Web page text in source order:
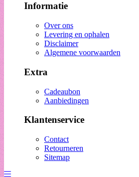
Informatie
Over ons
Levering en ophalen
Disclaimer
Algemene voorwaarden
Extra
Cadeaubon
Aanbiedingen
Klantenservice
Contact
Retourneren
Sitemap